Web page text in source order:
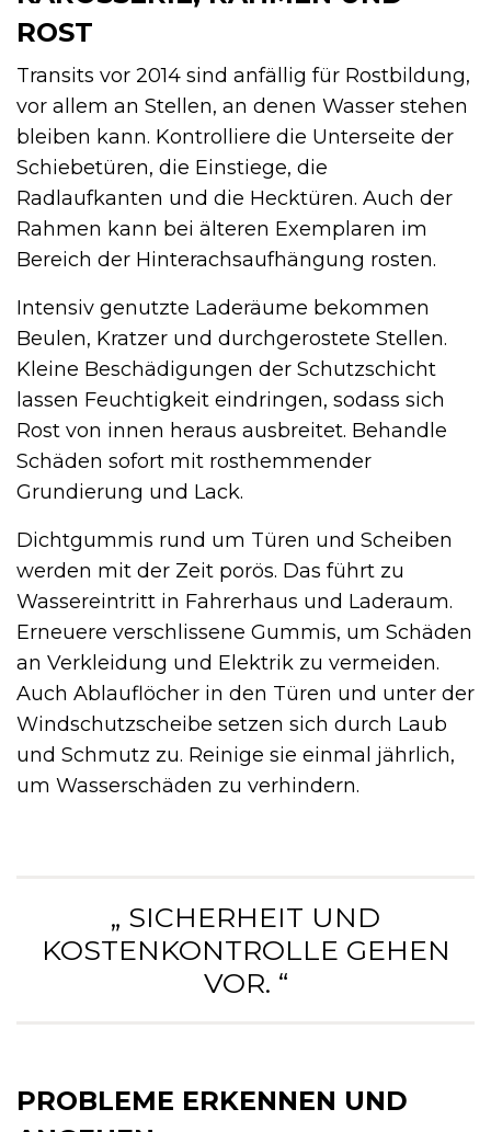
ROST
Transits vor 2014 sind anfällig für Rostbildung,
vor allem an Stellen, an denen Wasser stehen
bleiben kann. Kontrolliere die Unterseite der
Schiebetüren, die Einstiege, die
Radlaufkanten und die Hecktüren. Auch der
Rahmen kann bei älteren Exemplaren im
Bereich der Hinterachsaufhängung rosten.
Intensiv genutzte Laderäume bekommen
Beulen, Kratzer und durchgerostete Stellen.
Kleine Beschädigungen der Schutzschicht
lassen Feuchtigkeit eindringen, sodass sich
Rost von innen heraus ausbreitet. Behandle
Schäden sofort mit rosthemmender
Grundierung und Lack.
Dichtgummis rund um Türen und Scheiben
werden mit der Zeit porös. Das führt zu
Wassereintritt in Fahrerhaus und Laderaum.
Erneuere verschlissene Gummis, um Schäden
an Verkleidung und Elektrik zu vermeiden.
Auch Ablauflöcher in den Türen und unter der
Windschutzscheibe setzen sich durch Laub
und Schmutz zu. Reinige sie einmal jährlich,
um Wasserschäden zu verhindern.
„ SICHERHEIT UND
KOSTENKONTROLLE GEHEN
VOR. “
PROBLEME ERKENNEN UND